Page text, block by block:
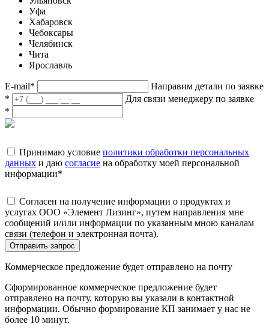
Уфа
Хабаровск
Чебоксары
Челябинск
Чита
Ярославль
E-mail*
Направим детали по заявке
*
Для связи менеджеру по заявке
*
Принимаю условие политики обработки персональных
данных и даю согласие на обработку моей персональной
информации*
Согласен на получение информации о продуктах и
услугах ООО «Элемент Лизинг», путем направления мне
сообщений и/или информации по указанным мною каналам
связи (телефон и электронная почта).
Отправить запрос
Коммерческое предложение будет отправлено на почту
Сформированное коммерческое предложение будет
отправлено на почту, которую вы указали в контактной
информации. Обычно формирование КП занимает у нас не
более 10 минут.